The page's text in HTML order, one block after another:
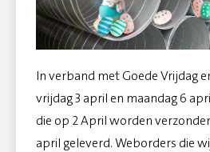
In verband met Goede Vrijdag
vrijdag 3 april en maandag 6
die op 2 April worden
april geleverd. Weborders die